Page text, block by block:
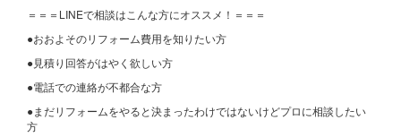
＝＝＝LINEで相談はこんな方にオススメ！＝＝＝
●おおよそのリフォーム費用を知りたい方
●見積り回答がはやく欲しい方
●電話での連絡が不都合な方
●まだリフォームをやると決まったわけではないけどプロに相談したい
方